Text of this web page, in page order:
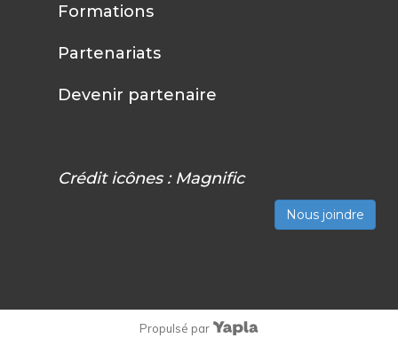
Formations
Partenariats
Devenir partenaire
Crédit icônes : Magnific
Nous joindre
Propulsé par